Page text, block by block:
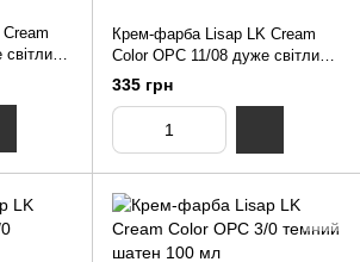
Крем-фарба Lisap LK Cream
Color OPC 11/08 дуже світлий
блондин натуральний
фіолетовий 100 мл
335 грн